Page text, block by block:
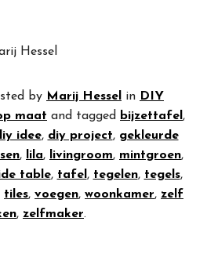
Hessel
by Marij Hessel in DIY
maat and tagged bijzettafel ,
idee, diy project, gekleurde
, lila, livingroom, mintgroen,
table, tafel , tegelen, tegels,
tiles, voegen, woonkamer, zelf
, zelfmaker.